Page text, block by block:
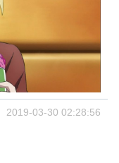
2019-03-30 02:28:56